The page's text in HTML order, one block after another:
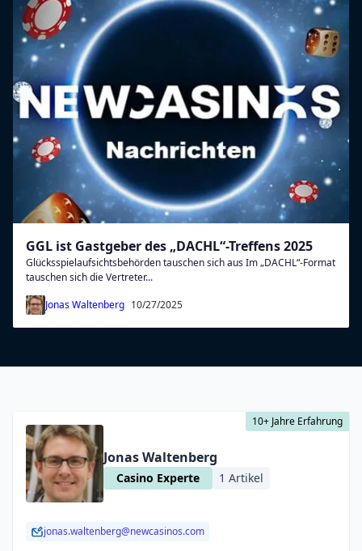
GGL ist Gastgeber des „DACHL“-Treffens 2025
Glücksspielaufsichtsbehörden tauschen sich aus Im „DACHL“-Format
tauschen sich die Vertreter...
Jonas Waltenberg 10/27/2025
Jonas Waltenberg
Casino Experte 1 Artikel
10+ Jahre Erfahrung
jonas.waltenberg@newcasinos.com